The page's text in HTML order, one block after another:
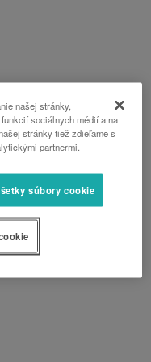
našej stránky,
sociálnych médií a na
stránky tiež zdieľame s
partnermi.
súbory cookie